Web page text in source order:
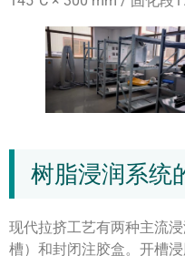
树脂浸润系统
现代拉挤工艺有两种主流
槽）和封闭注胶盒。开槽